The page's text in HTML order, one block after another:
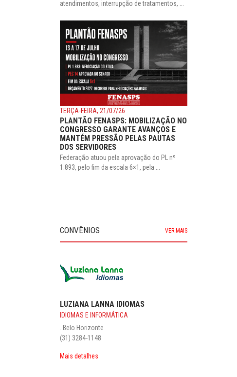
atendimentos, interrupção de tratamentos, ...
TERÇA-FEIRA, 21/07/26
PLANTÃO FENASPS: MOBILIZAÇÃO NO
CONGRESSO GARANTE AVANÇOS E
MANTÉM PRESSÃO PELAS PAUTAS
DOS SERVIDORES
Federação atuou pela aprovação do PL nº
1.893, pelo fim da escala 6×1, pela ...
CONVÊNIOS VER MAIS
CONDOMÍNIO PRAIA MARATAÍZES / ES
CLUBES E LAZER
Centro . Marataízes
(28) 3532-2384 / (28) 99982-2384 - Laís